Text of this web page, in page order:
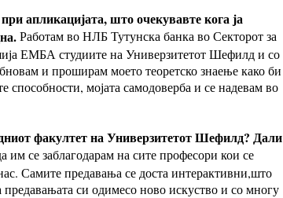
апликацијата, што очекувавте кога ја
Работам во НЛБ Тутунска банка во Секторот за
ЕМБА студиите на Универзитетот Шефилд и со
и проширам моето теоретско знаење како би
мојата самодоверба и се надевам во
факултет на Универзитетот Шефилд? Дали
се заблагодарам на сите професори кои се
Самите предавања се доста интерактивни,што
си одимесо ново искуство и со многу